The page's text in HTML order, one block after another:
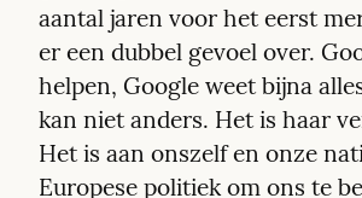
aantal jaren voor het eerst
er een dubbel gevoel over.
helpen, Google weet bijna
kan niet anders. Het is haar
Het is aan onszelf en onze
Europese politiek om ons te